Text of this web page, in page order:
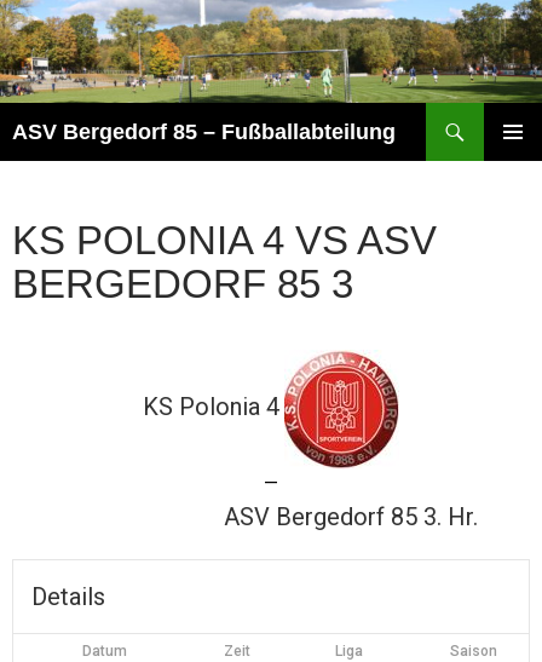
Zum
Inhalt
springen
ASV Bergedorf 85 – Fußballabteilung
KS POLONIA 4 VS ASV
BERGEDORF 85 3
KS Polonia 4
—
ASV Bergedorf 85 3. Hr.
Details
Datum Zeit Liga Saison